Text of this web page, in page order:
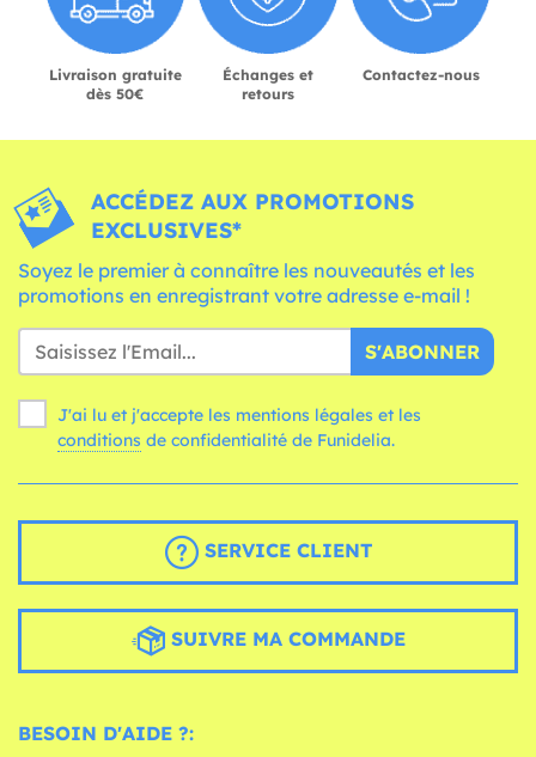
Livraison gratuite
dès 50€
Échanges et
retours
Contactez-nous
ACCÉDEZ AUX PROMOTIONS
EXCLUSIVES*
Soyez le premier à connaître les nouveautés et les
promotions en enregistrant votre adresse e-mail !
S'ABONNER
J'ai lu et j'accepte les mentions légales et les
conditions de confidentialité de Funidelia.
SERVICE CLIENT
SUIVRE MA COMMANDE
BESOIN D'AIDE ?: